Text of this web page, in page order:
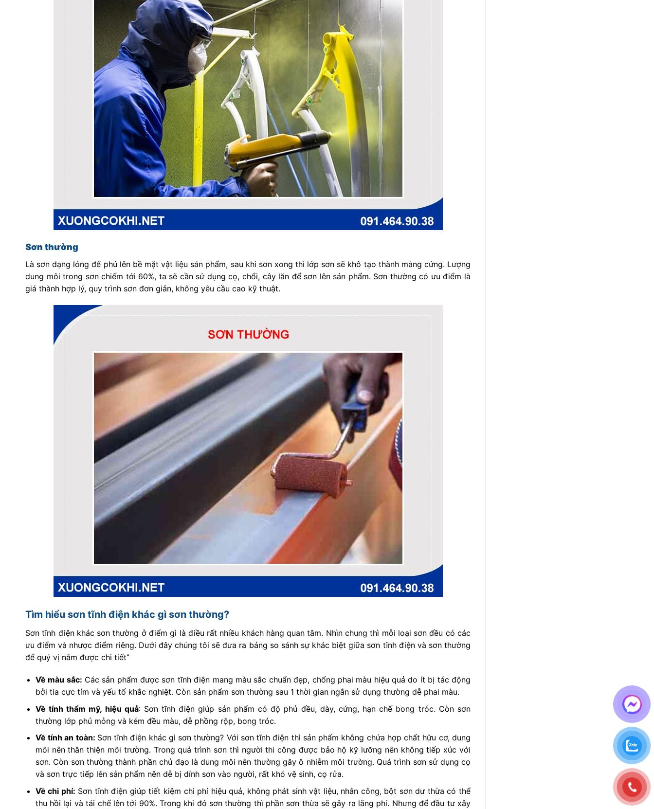
Sơn thường
Là sơn dạng lỏng để phủ lên bề mặt vật liệu sản phẩm, sau khi sơn xong thì lớp sơn sẽ khô tạo thành màng cứng. Lượng
dung môi trong sơn chiếm tới 60%, ta sẽ cần sử dụng cọ, chổi, cây lăn để sơn lên sản phẩm. Sơn thường có ưu điểm là
giá thành hợp lý, quy trình sơn đơn giản, không yêu cầu cao kỹ thuật.
Tìm hiểu sơn tĩnh điện khác gì sơn thường?
Sơn tĩnh điện khác sơn thường ở điểm gì là điều rất nhiều khách hàng quan tâm. Nhìn chung thì mỗi loại sơn đều có các
ưu điểm và nhược điểm riêng. Dưới đây chúng tôi sẽ đưa ra bảng so sánh sự khác biệt giữa sơn tĩnh điện và sơn thường
để quý vị nắm được chi tiết”
Về màu sắc: Các sản phẩm được sơn tĩnh điện mang màu sắc chuẩn đẹp, chống phai màu hiệu quả do ít bị tác động
bởi tia cực tím và yếu tố khắc nghiệt. Còn sản phẩm sơn thường sau 1 thời gian ngắn sử dụng thường dễ phai màu.
Về tính thẩm mỹ, hiệu quả: Sơn tĩnh điện giúp sản phẩm có độ phủ đều, dày, cứng, hạn chế bong tróc. Còn sơn
thường lớp phủ mỏng và kém đều màu, dễ phồng rộp, bong tróc.
Về tính an toàn: Sơn tĩnh điện khác gì sơn thường? Với sơn tĩnh điện thì sản phẩm không chứa hợp chất hữu cơ, dung
môi nên thân thiện môi trường. Trong quá trình sơn thì người thi công được bảo hộ kỹ lưỡng nên không tiếp xúc với
sơn. Còn sơn thường thành phần chủ đạo là dung môi nên thường gây ô nhiễm môi trường. Quá trình sơn sử dụng cọ
và sơn trực tiếp lên sản phẩm nên dễ bị dính sơn vào người, rất khó vệ sinh, cọ rửa.
Về chi phí: Sơn tĩnh điện giúp tiết kiệm chi phí hiệu quả, không phát sinh vật liệu, nhân công, bột sơn dư thừa có thể
thu hồi lại và tái chế lên tới 90%. Trong khi đó sơn thường thì phần sơn thừa sẽ gây ra lãng phí. Nhưng để đầu tư xây